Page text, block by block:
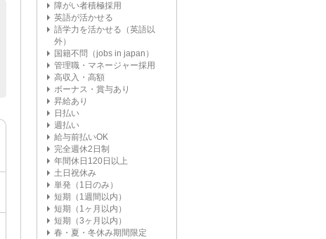
障がい者積極採用
英語が活かせる
語学力を活かせる（英語以
外）
国籍不問（jobs in japan）
管理職・マネージャー採用
高収入・高額
ボーナス・賞与あり
昇給あり
日払い
週払い
給与前払いOK
完全週休2日制
年間休日120日以上
土日祝休み
単発（1日のみ）
短期（1週間以内）
短期（1ヶ月以内）
短期（3ヶ月以内）
春・夏・冬休み期間限定